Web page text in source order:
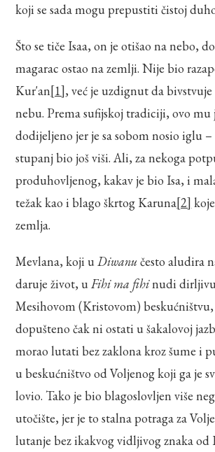
koji se sada mogu prepustiti čistoj
Što se tiče Isaa, on je otišao na nebo,
magarac ostao na zemlji. Nije bio
Kur'an[1], već je uzdignut da
nebu. Prema sufijskoj tradiciji, ovo mu
dodijeljeno jer je sa sobom nosio iglu
stupanj bio još viši. Ali, za nekoga
produhovljenog, kakav je bio Isa, i
težak kao i blago škrtog Karuna[2]
zemlja.
Mevlana, koji uDiwanučesto aludira
daruje život, uFihi ma fihinudi
Mesihovom (Kristovom)
dopušteno čak ni ostati u šakalovoj
morao lutati bez zaklona kroz šume i
u beskućništvo od Voljenog koji ga je
lovio. Tako je bio blagoslovljen više
utočište, jer je to stalna potraga za
lutanje bez ikakvog vidljivog znaka od